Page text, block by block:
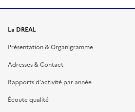
La DREAL
Présentation & Organigramme
Adresses & Contact
Rapports d’activité par année
Écoute qualité